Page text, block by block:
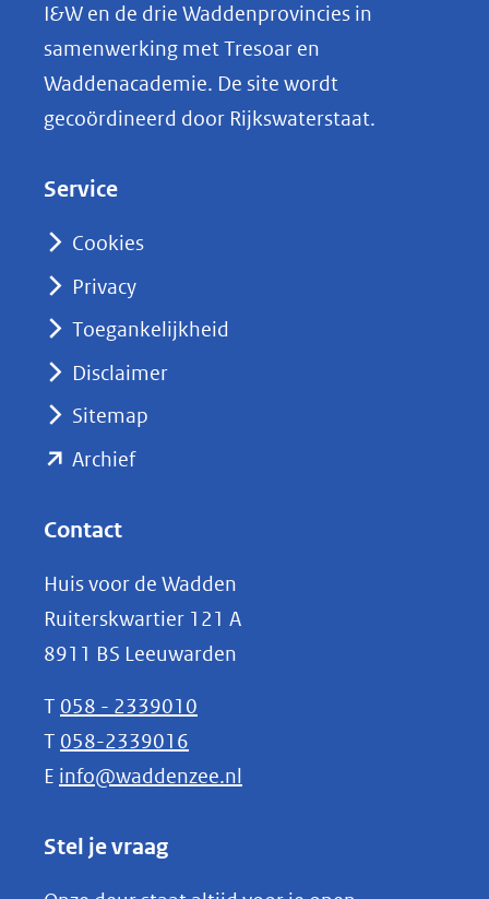
k
e
nieuw
naar
I&W en de drie Waddenprovincies in
samenwerking met Tresoar en
Waddenacademie. De site wordt
gecoördineerd door Rijkswaterstaat.
Service
Cookies
Privacy
Toegankelijkheid
Disclaimer
Sitemap
Archief(opent
(verwijst
naar
een
andere
website)
Contact
Huis voor de Wadden
Ruiterskwartier 121 A
8911 BS Leeuwarden
T 058 - 2339010
T 058-2339016
E info@waddenzee.nl
Stel je vraag